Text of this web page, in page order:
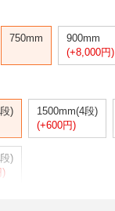
750mm
900mm
(+8,000円)
)
1500mm(4段)
(+600円)
)
)